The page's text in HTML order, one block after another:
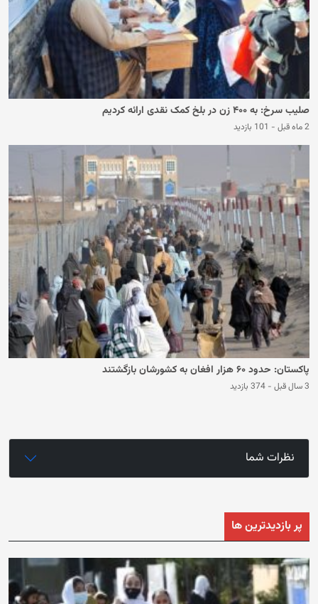
صلیب سرخ: به ۴۰۰ زن در بلخ کمک نقدی ارائه کردیم
2 ماه قبل - 101 بازدید
پاکستان: حدود ۶۰ هزار افغان به کشورشان بازگشتند
3 سال قبل - 374 بازدید
نظرات شما
پر بازدیدترین ها